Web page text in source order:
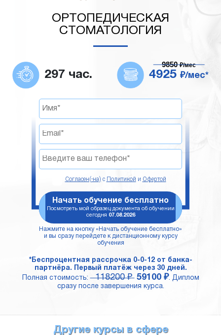
ОРТОПЕДИЧЕСКАЯ
СТОМАТОЛОГИЯ
297 час. 4925 ₽/мес*
9850₽/мес
Согласен(-на) с Политикой и Офертой
Начать обучение бесплатно
Посмотреть мой образец документа об обучении
сегодня 07.08.2026
Нажмите на кнопку «Начать обучение бесплатно»
и вы сразу перейдете к дистанционному курсу
обучения
*Беспроцентная рассрочка 0-0-12 от банка-
партнёра. Первый платёж через 30 дней.
Полная стоимость:118200 ₽ 59100 ₽. Диплом
сразу после завершения курса.
Другие курсы в сфере